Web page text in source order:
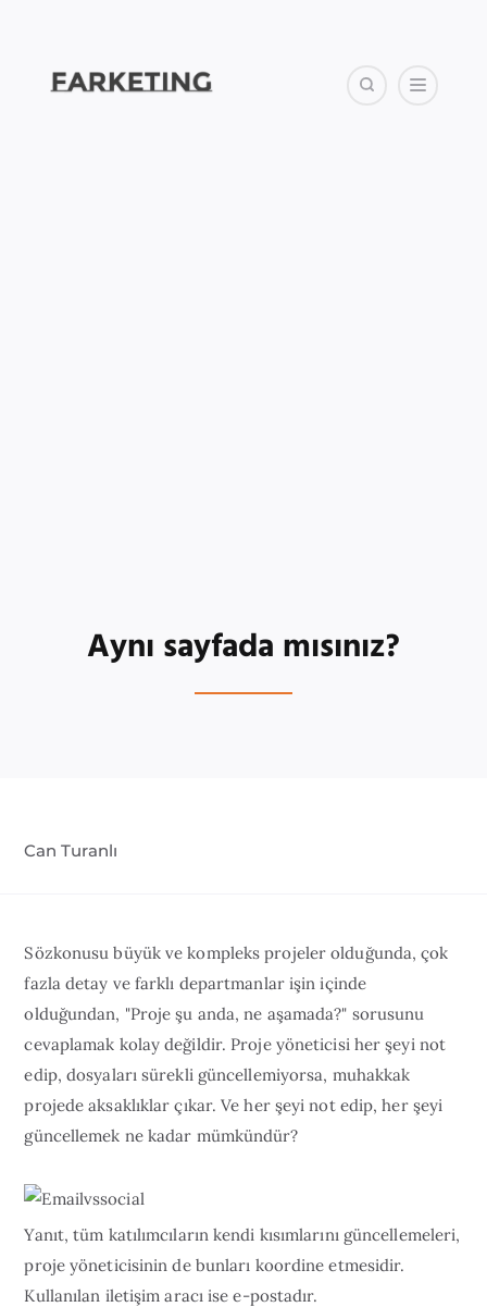
Aynı sayfada mısınız?
Can Turanlı
Sözkonusu büyük ve kompleks projeler olduğunda, çok
fazla detay ve farklı departmanlar işin içinde
olduğundan, "Proje şu anda, ne aşamada?" sorusunu
cevaplamak kolay değildir. Proje yöneticisi her şeyi not
edip, dosyaları sürekli güncellemiyorsa, muhakkak
projede aksaklıklar çıkar. Ve her şeyi not edip, her şeyi
güncellemek ne kadar mümkündür?
Yanıt, tüm katılımcıların kendi kısımlarını güncellemeleri,
proje yöneticisinin de bunları koordine etmesidir.
Kullanılan iletişim aracı ise e-postadır.